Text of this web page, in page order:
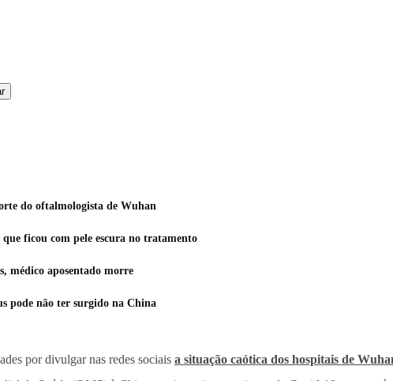
do oftalmologista de Wuhan
ficou com pele escura no tratamento
médico aposentado morre
pode não ter surgido na China
por divulgar nas redes sociais a situação caótica dos hospitais de